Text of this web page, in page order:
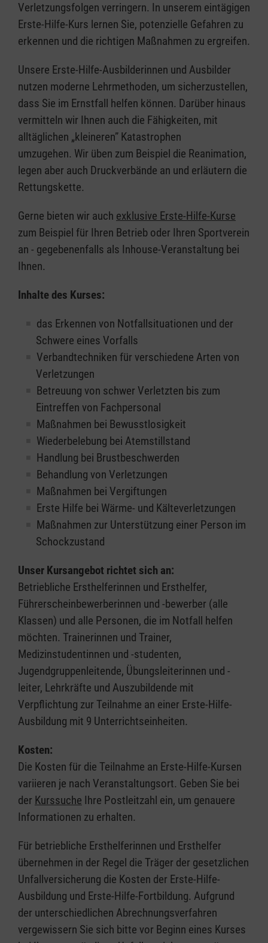
Verletzungsfolgen verringern. In unserem eintägigen
Erste-Hilfe-Kurs lernen Sie, potenzielle Gefahren zu
erkennen und die richtigen Maßnahmen zu ergreifen.
Unsere Erste-Hilfe-Ausbilderinnen und Ausbilder
nutzen moderne Lehrmethoden, um sicherzustellen,
dass Sie im Ernstfall helfen können. Darüber hinaus
vermitteln wir Ihnen auch die Fähigkeiten, mit
alltäglichen „kleineren” Katastrophen
umzugehen. Wir üben zum Beispiel die Reanimation,
legen aber auch Druckverbände an und erläutern die
Rettungskette.
Gerne bieten wir auch exklusive Erste-Hilfe-Kurse
zum Beispiel für Ihren Betrieb oder Ihren Sportverein
an - gegebenenfalls als Inhouse-Veranstaltung bei
Ihnen.
Inhalte des Kurses:
das Erkennen von Notfallsituationen und der
Schwere eines Vorfalls
Verbandtechniken für verschiedene Arten von
Verletzungen
Betreuung von schwer Verletzten bis zum
Eintreffen von Fachpersonal
Maßnahmen bei Bewusstlosigkeit
Wiederbelebung bei Atemstillstand
Handlung bei Brustbeschwerden
Behandlung von Verletzungen
Maßnahmen bei Vergiftungen
Erste Hilfe bei Wärme- und Kälteverletzungen
Maßnahmen zur Unterstützung einer Person im
Schockzustand
Unser Kursangebot richtet sich an:
Betriebliche Ersthelferinnen und Ersthelfer,
Führerscheinbewerberinnen und -bewerber (alle
Klassen) und alle Personen, die im Notfall helfen
möchten. Trainerinnen und Trainer,
Medizinstudentinnen und -studenten,
Jugendgruppenleitende, Übungsleiterinnen und -
leiter, Lehrkräfte und Auszubildende mit
Verpflichtung zur Teilnahme an einer Erste-Hilfe-
Ausbildung mit 9 Unterrichtseinheiten.
Kosten:
Die Kosten für die Teilnahme an Erste-Hilfe-Kursen
variieren je nach Veranstaltungsort. Geben Sie bei
der Kurssuche Ihre Postleitzahl ein, um genauere
Informationen zu erhalten.
Für betriebliche Ersthelferinnen und Ersthelfer
übernehmen in der Regel die Träger der gesetzlichen
Unfallversicherung die Kosten der Erste-Hilfe-
Ausbildung und Erste-Hilfe-Fortbildung. Aufgrund
der unterschiedlichen Abrechnungsverfahren
vergewissern Sie sich bitte vor Beginn eines Kurses